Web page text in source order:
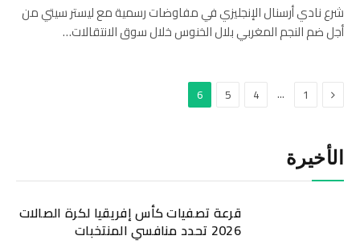
شرع نادي أرسنال الإنجليزي في مفاوضات رسمية مع ليستر سيتي من
أجل ضم النجم المغربي بلال الخنوس خلال سوق الانتقالات…
السابق
1
…
4
5
6
الأخيرة
قرعة تصفيات كأس إفريقيا لكرة الصالات
2026 تحدد منافسي المنتخبات